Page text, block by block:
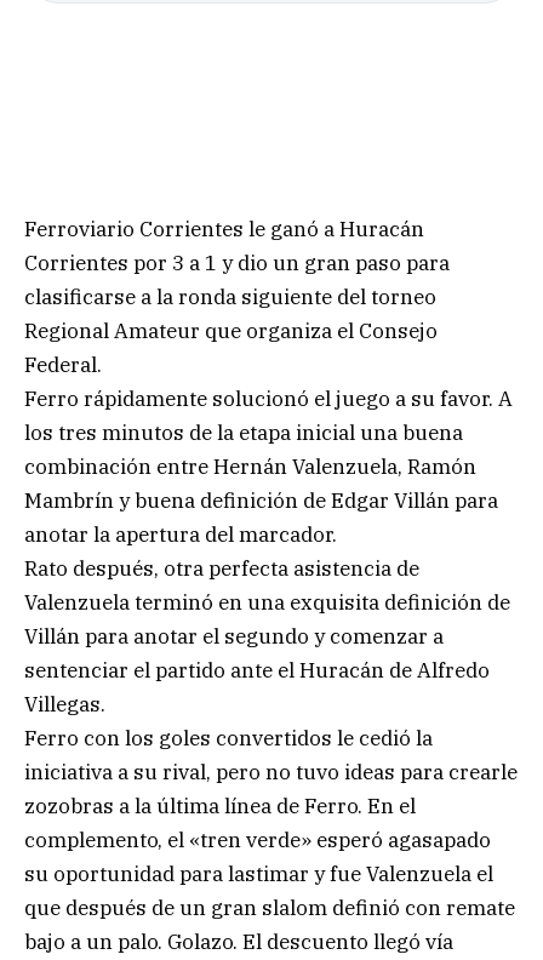
Ferroviario Corrientes le ganó a Huracán
Corrientes por 3 a 1 y dio un gran paso para
clasificarse a la ronda siguiente del torneo
Regional Amateur que organiza el Consejo
Federal.
Ferro rápidamente solucionó el juego a su favor. A
los tres minutos de la etapa inicial una buena
combinación entre Hernán Valenzuela, Ramón
Mambrín y buena definición de Edgar Villán para
anotar la apertura del marcador.
Rato después, otra perfecta asistencia de
Valenzuela terminó en una exquisita definición de
Villán para anotar el segundo y comenzar a
sentenciar el partido ante el Huracán de Alfredo
Villegas.
Ferro con los goles convertidos le cedió la
iniciativa a su rival, pero no tuvo ideas para crearle
zozobras a la última línea de Ferro. En el
complemento, el «tren verde» esperó agasapado
su oportunidad para lastimar y fue Valenzuela el
que después de un gran slalom definió con remate
bajo a un palo. Golazo. El descuento llegó vía